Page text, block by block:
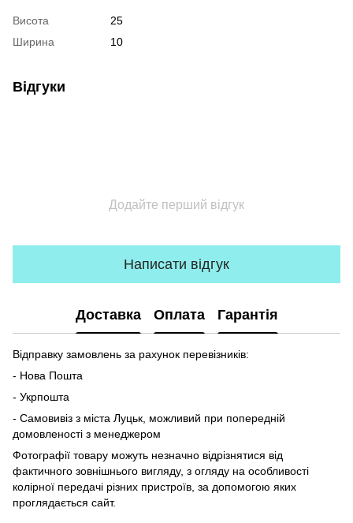
Висота
25
Ширина
10
Відгуки
Додайте перший відгук
Написати відгук
Доставка Оплата Гарантія
Відправку замовлень за рахунок перевізників:
- Нова Пошта
- Укрпошта
- Самовивіз з міста Луцьк, можливий при попередній
домовленості з менеджером
Фотографії товару можуть незначно відрізнятися від
фактичного зовнішнього вигляду, з огляду на особливості
колірної передачі різних пристроїв, за допомогою яких
проглядається сайт.